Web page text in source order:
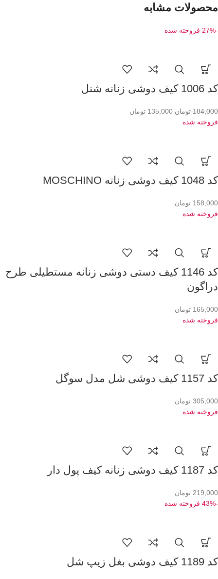
محصولات مشابه
-27% فروخته شده
کد 1006 کیف دوشی زنانه شنل
184,000 تومان 135,000 تومان
فروخته شده
کد 1048 کیف دوشی زنانه MOSCHINO
158,000 تومان
فروخته شده
کد 1146 کیف دستی دوشی زنانه مستطیلی طرح
دراگون
165,000 تومان
فروخته شده
کد 1157 کیف دوشی شل مدل سوگل
305,000 تومان
فروخته شده
کد 1187 کیف دوشی زنانه کیف پول دار
219,000 تومان
-43%
فروخته شده
کد 1189 کیف دوشی بغل زیپ شل